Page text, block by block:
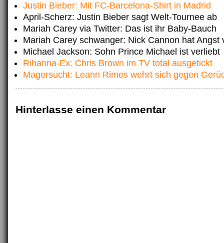
Justin Bieber: Mit FC-Barcelona-Shirt in Madrid
April-Scherz: Justin Bieber sagt Welt-Tournee ab
Mariah Carey via Twitter: Das ist ihr Baby-Bauch
Mariah Carey schwanger: Nick Cannon hat Angst
Michael Jackson: Sohn Prince Michael ist verliebt
Rihanna-Ex: Chris Brown im TV total ausgetickt
Magersucht: Leann Rimes wehrt sich gegen
Hinterlasse einen Kommentar